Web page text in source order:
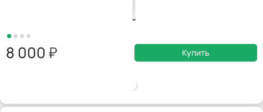
8 000 Купить